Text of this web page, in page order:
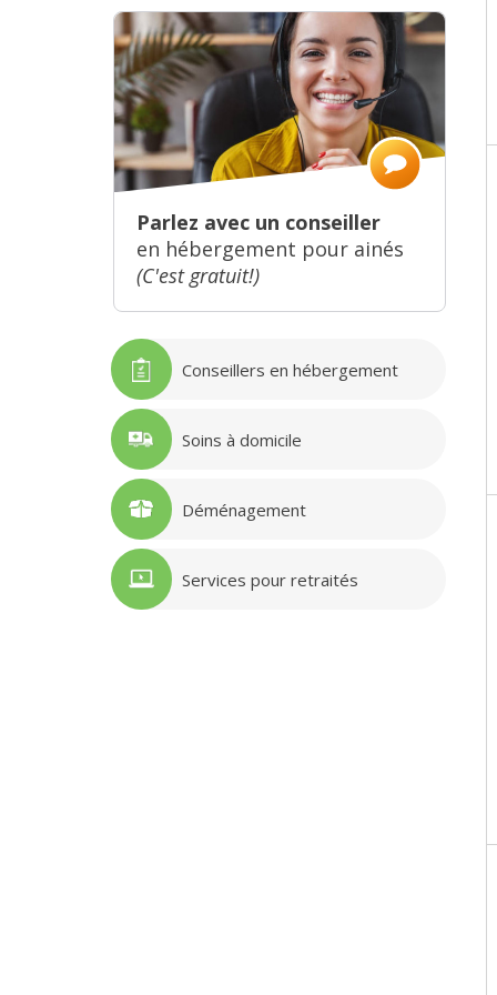
Parlez avec un conseiller
en hébergement pour ainés
(C'est gratuit!)
Conseillers en hébergement
Soins à domicile
Déménagement
Services pour retraités